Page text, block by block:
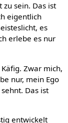
zu sein. Das ist
eigentlich
es
erlebe es nur
Zwar mich,
nur, mein Ego
Das ist
entwickelt